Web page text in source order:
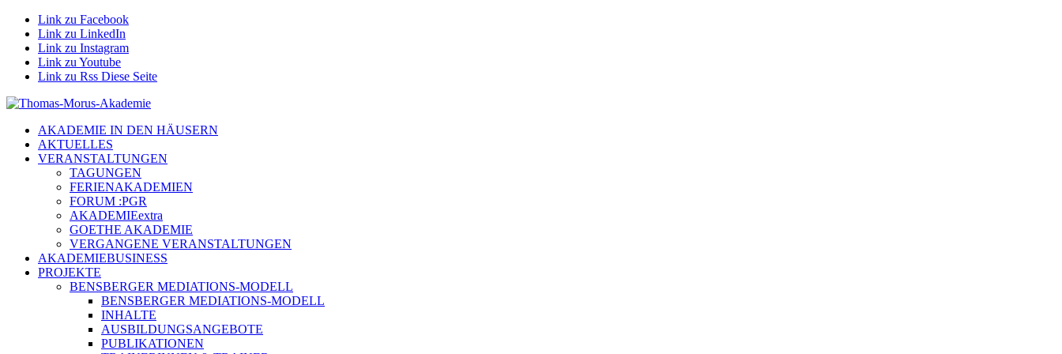
Link zu Facebook
Link zu LinkedIn
Link zu Instagram
Link zu Youtube
Link zu Rss Diese Seite
AKADEMIE IN DEN HÄUSERN
AKTUELLES
VERANSTALTUNGEN
TAGUNGEN
FERIENAKADEMIEN
FORUM :PGR
AKADEMIEextra
GOETHE AKADEMIE
VERGANGENE VERANSTALTUNGEN
AKADEMIEBUSINESS
PROJEKTE
BENSBERGER MEDIATIONS-MODELL
BENSBERGER MEDIATIONS-MODELL
INHALTE
AUSBILDUNGSANGEBOTE
PUBLIKATIONEN